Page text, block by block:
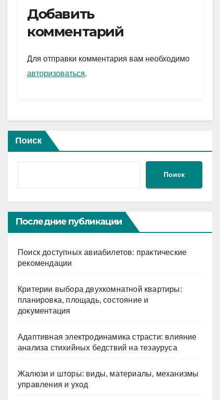
e
gr
a
m
er
s
A
p
и
Добавить
комментарий
Для отправки комментария вам необходимо
авторизоваться.
Поиск
Поиск
Последние публикации
Поиск доступных авиабилетов: практические
рекомендации
Критерии выбора двухкомнатной квартиры:
планировка, площадь, состояние и
документация
Адаптивная электродинамика страсти: влияние
анализа стихийных бедствий на тезауруса
Жалюзи и шторы: виды, материалы, механизмы
управления и уход